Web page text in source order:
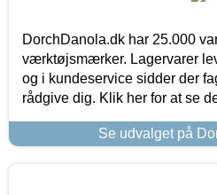
DorchDanola.dk har 25.000
værktøjsmærker. Lagervarer
og i kundeservice sidder der
rådgive dig. Klik her for at se
Se udvalget på